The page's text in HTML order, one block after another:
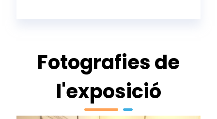
Fotografies de
l'exposició